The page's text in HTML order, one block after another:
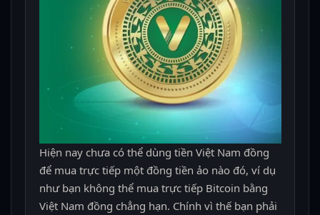
Hiện nay chưa có thể dùng tiền Việt Nam đồng
để mua trực tiếp một đồng tiền ảo nào đó, ví dụ
như bạn không thể mua trực tiếp Bitcoin bằng
Việt Nam đồng chẳng hạn. Chính vì thế bạn phải